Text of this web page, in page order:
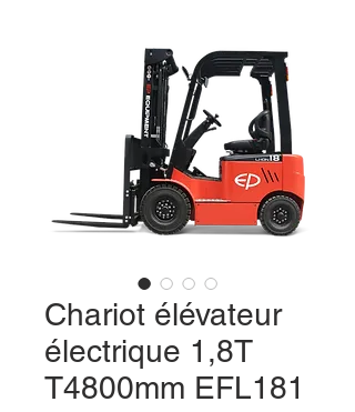
Chariot élévateur
électrique 1,8T
T4800mm EFL181